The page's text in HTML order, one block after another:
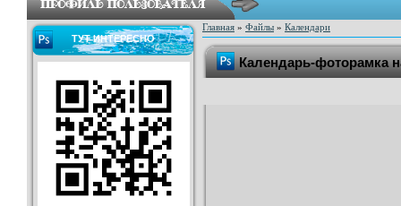
ТУТ ИНТЕРЕСНО
Главная » Файлы » Календари
Календарь-фоторамка